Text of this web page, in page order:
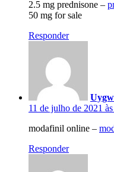
2.5 mg prednisone –
50 mg for sale
Responder
11 de julho de 2021
modafinil online –
Responder